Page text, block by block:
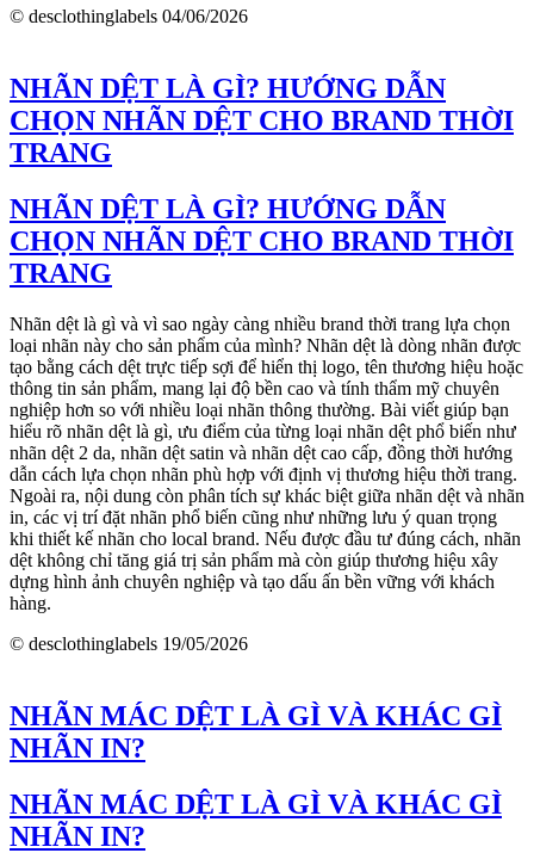
© desclothinglabels 04/06/2026
NHÃN DỆT LÀ GÌ? HƯỚNG DẪN
CHỌN NHÃN DỆT CHO BRAND THỜI
TRANG
NHÃN DỆT LÀ GÌ? HƯỚNG DẪN
CHỌN NHÃN DỆT CHO BRAND THỜI
TRANG
Nhãn dệt là gì và vì sao ngày càng nhiều brand thời trang lựa chọn
loại nhãn này cho sản phẩm của mình? Nhãn dệt là dòng nhãn được
tạo bằng cách dệt trực tiếp sợi để hiển thị logo, tên thương hiệu hoặc
thông tin sản phẩm, mang lại độ bền cao và tính thẩm mỹ chuyên
nghiệp hơn so với nhiều loại nhãn thông thường. Bài viết giúp bạn
hiểu rõ nhãn dệt là gì, ưu điểm của từng loại nhãn dệt phổ biến như
nhãn dệt 2 da, nhãn dệt satin và nhãn dệt cao cấp, đồng thời hướng
dẫn cách lựa chọn nhãn phù hợp với định vị thương hiệu thời trang.
Ngoài ra, nội dung còn phân tích sự khác biệt giữa nhãn dệt và nhãn
in, các vị trí đặt nhãn phổ biến cũng như những lưu ý quan trọng
khi thiết kế nhãn cho local brand. Nếu được đầu tư đúng cách, nhãn
dệt không chỉ tăng giá trị sản phẩm mà còn giúp thương hiệu xây
dựng hình ảnh chuyên nghiệp và tạo dấu ấn bền vững với khách
hàng.
© desclothinglabels 19/05/2026
NHÃN MÁC DỆT LÀ GÌ VÀ KHÁC GÌ
NHÃN IN?
NHÃN MÁC DỆT LÀ GÌ VÀ KHÁC GÌ
NHÃN IN?